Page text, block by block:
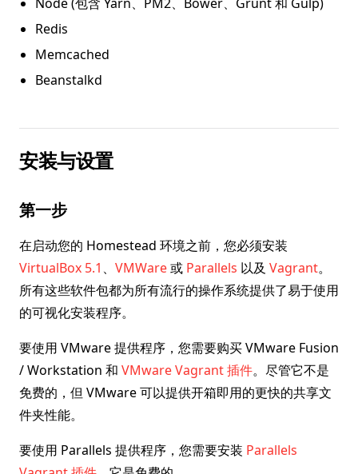
Redis
Memcached
Beanstalkd
安装与设置
第一步
在启动您的 Homestead 环境之前，您必须安装
VirtualBox 5.1 、 VMWare或 Parallels 以及 Vagrant。
所有这些软件包都为所有流行的操作系统提供了易于使用
的可视化安装程序。
要使用 VMware 提供程序，您需要购买 VMware Fusion
/ Workstation 和 VMware Vagrant 插件。尽管它不是
免费的，但 VMware 可以提供开箱即用的更快的共享文
件夹性能。
要使用 Parallels 提供程序，您需要安装 Parallels